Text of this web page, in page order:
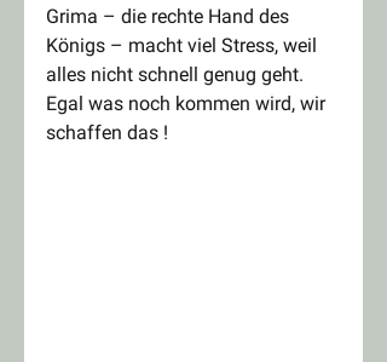
Grima – die rechte Hand des
Königs – macht viel Stress, weil
alles nicht schnell genug geht.
Egal was noch kommen wird, wir
schaffen das !